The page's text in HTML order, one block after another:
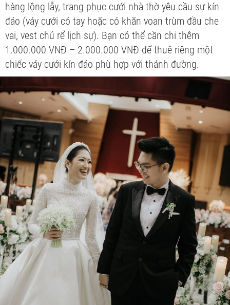
hàng lộng lẫy, trang phục cưới nhà thờ yêu cầu sự kín
đáo (váy cưới có tay hoặc có khăn voan trùm đầu che
vai, vest chú rể lịch sự). Bạn có thể cần chi thêm
1.000.000 VNĐ – 2.000.000 VNĐ để thuê riêng một
chiếc váy cưới kín đáo phù hợp với thánh đường.